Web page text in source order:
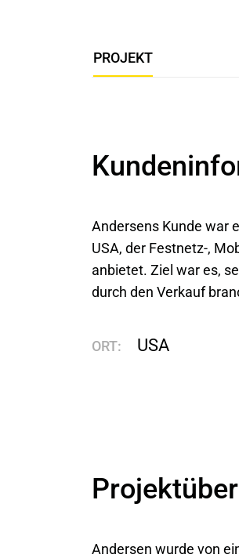
PROJEKT
Andersens Kunde war
USA, der Festnetz-,
anbietet. Ziel war es,
durch den Verkauf
ORT: USA
Andersen wurde von